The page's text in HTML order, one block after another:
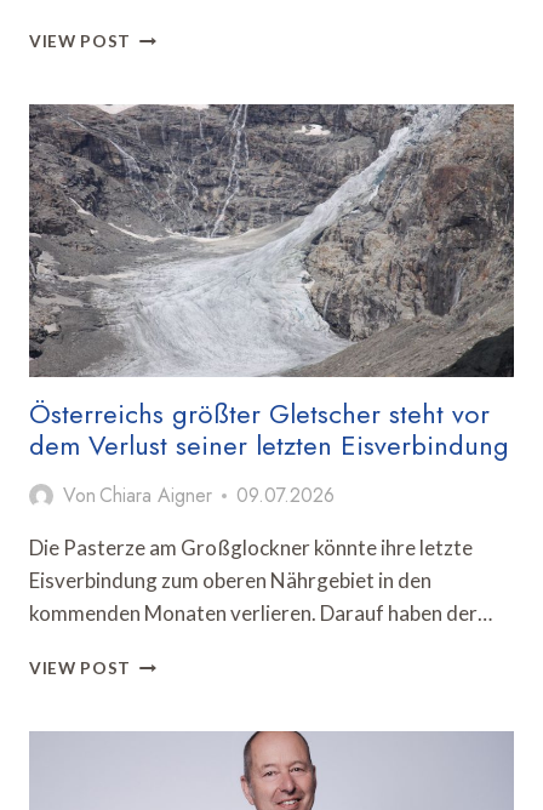
VIEW POST IDM
90
INFOPUNKTE
ENTLANG
DER
WICHTIGSTEN
RADROUTEN
Österreichs größter Gletscher steht vor
dem Verlust seiner letzten Eisverbindung
Von Chiara Aigner 09.07.2026
Die Pasterze am Großglockner könnte ihre letzte
Eisverbindung zum oberen Nährgebiet in den
kommenden Monaten verlieren. Darauf haben der…
VIEW POST ÖSTERREICHS
TEHT V